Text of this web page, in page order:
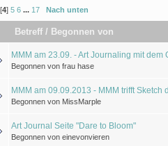
[4]5 6 ... 17 Nach unten
Betreff / Begonnen von
MMM am 23.09. - Art Journaling mit
Begonnen von frau hase
MMM am 09.09.2013 - MMM trifft Sketch
Begonnen von MissMarple
Art Journal Seite "Dare to Bloom"
Begonnen von einevonvieren